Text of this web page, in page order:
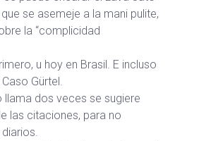
se asemeje a la mani pulite,
la “complicidad
u hoy en Brasil. E incluso
Gürtel.
llama dos veces se sugiere
las citaciones, para no